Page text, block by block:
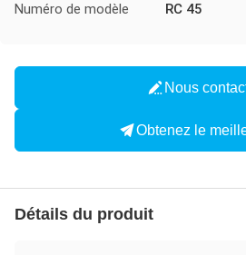
Numéro de modèle RC 45
Nous
Obtenez le
Détails du produit